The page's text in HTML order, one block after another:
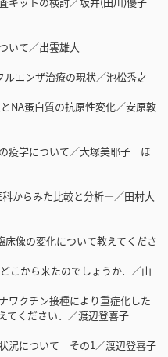
いて／出雲雄大
エンザ治療の現状／池松秀之
NA蛋白質の抗原性変化／安原敦
疫学について／大塚美耶子 ほ
からみた比較と分析―／田村大
像の変化について教えてくださ
こから来たのでしょうか．／山
ワクチン接種により重症化した
てください．／渡辺登喜子
況について その1／渡辺登喜子